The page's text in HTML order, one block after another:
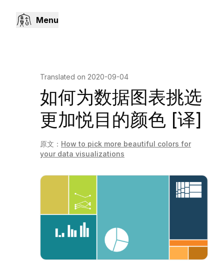
Menu
Translated on 2020-09-04
如何为数据图表挑选
更加悦目的颜色 [译]
原文： How to pick more beautiful colors for
your data visualizations